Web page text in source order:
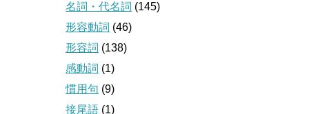
名詞・代名詞 (145)
形容動詞 (46)
形容詞 (138)
感動詞 (1)
慣用句 (9)
接尾語 (1)